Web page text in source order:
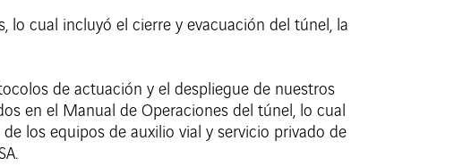
lo cual incluyó el cierre y evacuación del túnel, la
de actuación y el despliegue de nuestros
en el Manual de Operaciones del túnel, lo cual
los equipos de auxilio vial y servicio privado de